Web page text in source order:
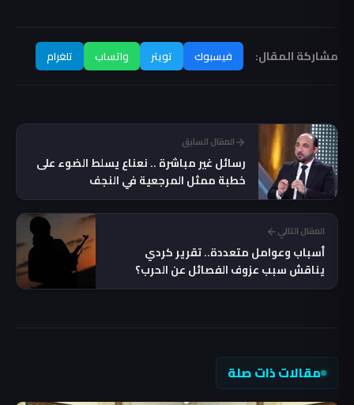
مشاركة المقال: فيسبوك تويتر واتساب تلغرام
المقال السابق
رسائل غير مباشرة .. نعناع يسلط الضوء على
خطبة ممثل المرجعية في النجف
المقال التالي
أسباب وعوامل متعددة.. تقرير كردي
يناقش سبب عزوف الفصائل عن الحرب؟
مقالات ذات صلة